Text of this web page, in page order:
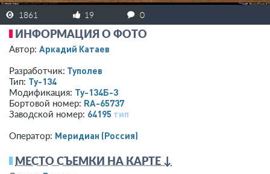
1861 19 0
ИНФОРМАЦИЯ О ФОТО
Автор: Аркадий Катаев
Разработчик: Туполев
Тип: Ту-134
Модификация: Ту-134Б-3
Бортовой номер: RA-65737
Заводской номер: 64195 тип
Оператор: Меридиан (Россия)
МЕСТО СЪЕМКИ НА КАРТЕ ↓